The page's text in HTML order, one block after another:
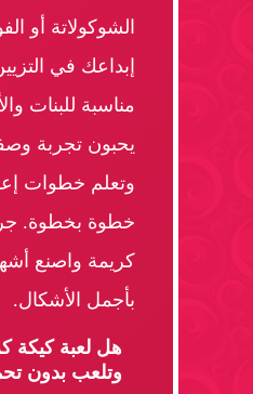
الشوكولاتة أو
إبداعك في
مناسبة للبنات
يحبون تجربة
وتعلم خطوات
خطوة بخطوة.
كريمة واصنع
بأجمل الأشكال.
هل لعبة كيكة
وتلعب بدون